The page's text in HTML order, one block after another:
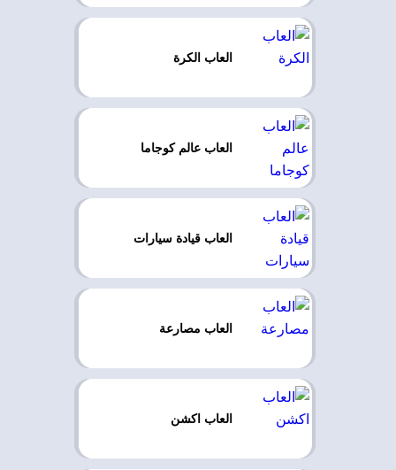
العاب الكرة
العاب عالم كوجاما
العاب قيادة سيارات
العاب مصارعة
العاب اكشن